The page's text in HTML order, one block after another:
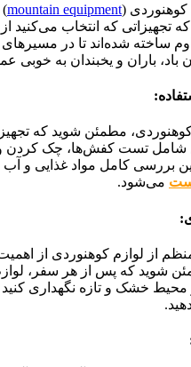
(
mountain equipment
)
که انتخاب می‌کنید از
ساخته شده‌اند تا در
باران و یخبندان به خوبی
مطمئن شوید که
شامل تست کفش‌ها، چک کردن
بررسی کامل مواد غذایی و آب
می‌شود.
از لوازم کوهنوردی از
شوید که پس از هر سفر،
خشک و تازه نگهداری کنید